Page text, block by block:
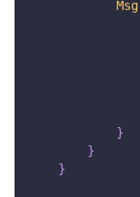
Msg
}
}
}